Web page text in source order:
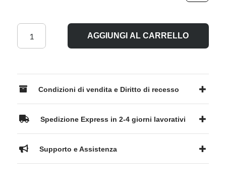
AGGIUNGI AL CARRELLO
Condizioni di vendita e Diritto di recesso
Spedizione Express in 2-4 giorni lavorativi
Supporto e Assistenza